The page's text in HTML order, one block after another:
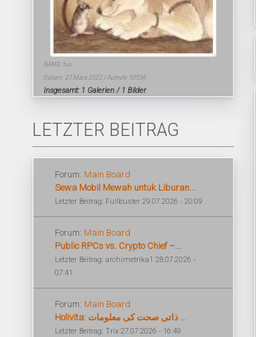
NAME: fux
Datum: 27.März 2022 / Aufrufe 50556
Insgesamt: 1 Galerien / 1 Bilder
LETZTER BEITRAG
Forum: Main Board
Sewa Mobil Mewah untuk Liburan...
Letzter Beitrag: Fullbuster 29.07.2026 - 20:09
Forum: Main Board
Public RPCs vs. Crypto Chief –...
Letzter Beitrag: archimetrika1 28.07.2026 -
07:41
Forum: Main Board
Holivita: ذاتی صحت کی معلومات ...
Letzter Beitrag: Trix 27.07.2026 - 16:49